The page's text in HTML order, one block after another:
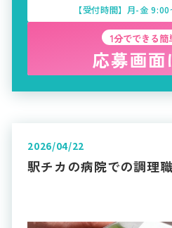
【受付時間】月-金
1分でできる簡
応募画面
2026/04/22
駅チカの病院での調理職